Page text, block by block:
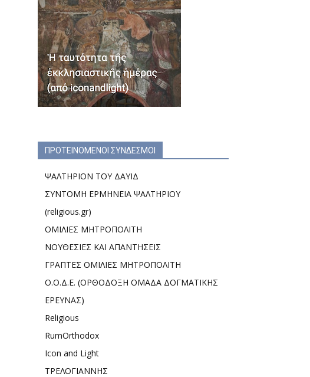
ΠΡΟΤΕΙΝΟΜΕΝΟΙ ΣΥΝΔΕΣΜΟΙ
ΨΑΛΤΗΡΙΟΝ ΤΟΥ ΔΑΥΙΔ
ΣΥΝΤΟΜΗ ΕΡΜΗΝΕΙΑ ΨΑΛΤΗΡΙΟΥ
(religious.gr)
ΟΜΙΛΙΕΣ ΜΗΤΡΟΠΟΛΙΤΗ
ΝΟΥΘΕΣΙΕΣ ΚΑΙ ΑΠΑΝΤΗΣΕΙΣ
ΓΡΑΠΤΕΣ ΟΜΙΛΙΕΣ ΜΗΤΡΟΠΟΛΙΤΗ
Ο.Ο.Δ.Ε. (ΟΡΘΟΔΟΞΗ ΟΜΑΔΑ ΔΟΓΜΑΤΙΚΗΣ
ΕΡΕΥΝΑΣ)
Religious
RumOrthodox
Icon and Light
ΤΡΕΛΟΓΙΑΝΝΗΣ